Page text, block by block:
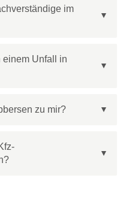
im
einem Unfall in
zu mir?